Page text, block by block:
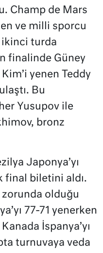
Champ de Mars
ve milli sporcu
ikinci turda
finalinde Güney
yenen Teddy
Bu
Yusupov ile
bronz
Japonya’yı
final biletini aldı.
olduğu
77-71 yenerken
İspanya’yı
turnuvaya veda